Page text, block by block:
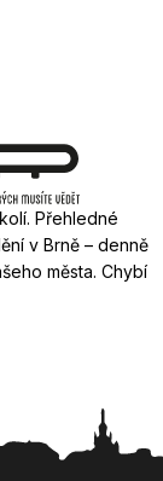
Přehledné
v Brně – denně
města. Chybí